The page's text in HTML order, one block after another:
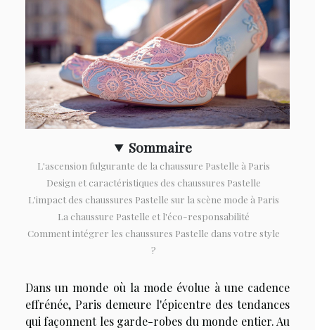
Sommaire
L'ascension fulgurante de la chaussure Pastelle à Paris
Design et caractéristiques des chaussures Pastelle
L'impact des chaussures Pastelle sur la scène mode à Paris
La chaussure Pastelle et l'éco-responsabilité
Comment intégrer les chaussures Pastelle dans votre style
?
Dans un monde où la mode évolue à une cadence
effrénée, Paris demeure l'épicentre des tendances
qui façonnent les garde-robes du monde entier. Au